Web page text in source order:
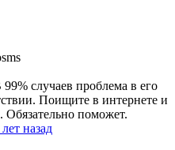
случаев проблема в его
Поищите в интернете и
Обязательно поможет.
назад